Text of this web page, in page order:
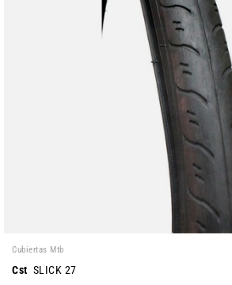
Cubiertas Mtb
Cst SLICK 27